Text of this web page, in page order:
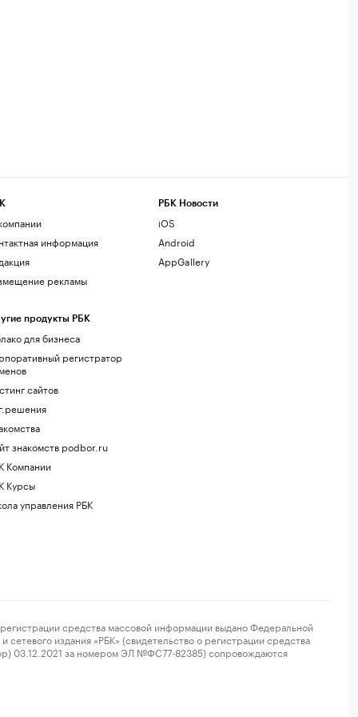
информация
рекламы
продукты РБК
для бизнеса
регистратор
сайтов
знакомств podbor.ru
Компании
Курсы
управления РБК
РБК Новости
iOS
Android
AppGallery
средства массовой информации выдано Федеральной
издания «РБК» (свидетельство о регистрации средства
03.12.2021 за номером ЭЛ №ФС77-82385) сопровождаются